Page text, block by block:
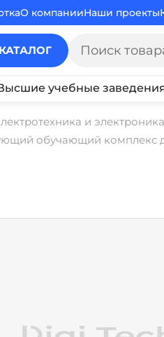
О компанииНаши проекты
учебные
и электроника
обучающий комплекс